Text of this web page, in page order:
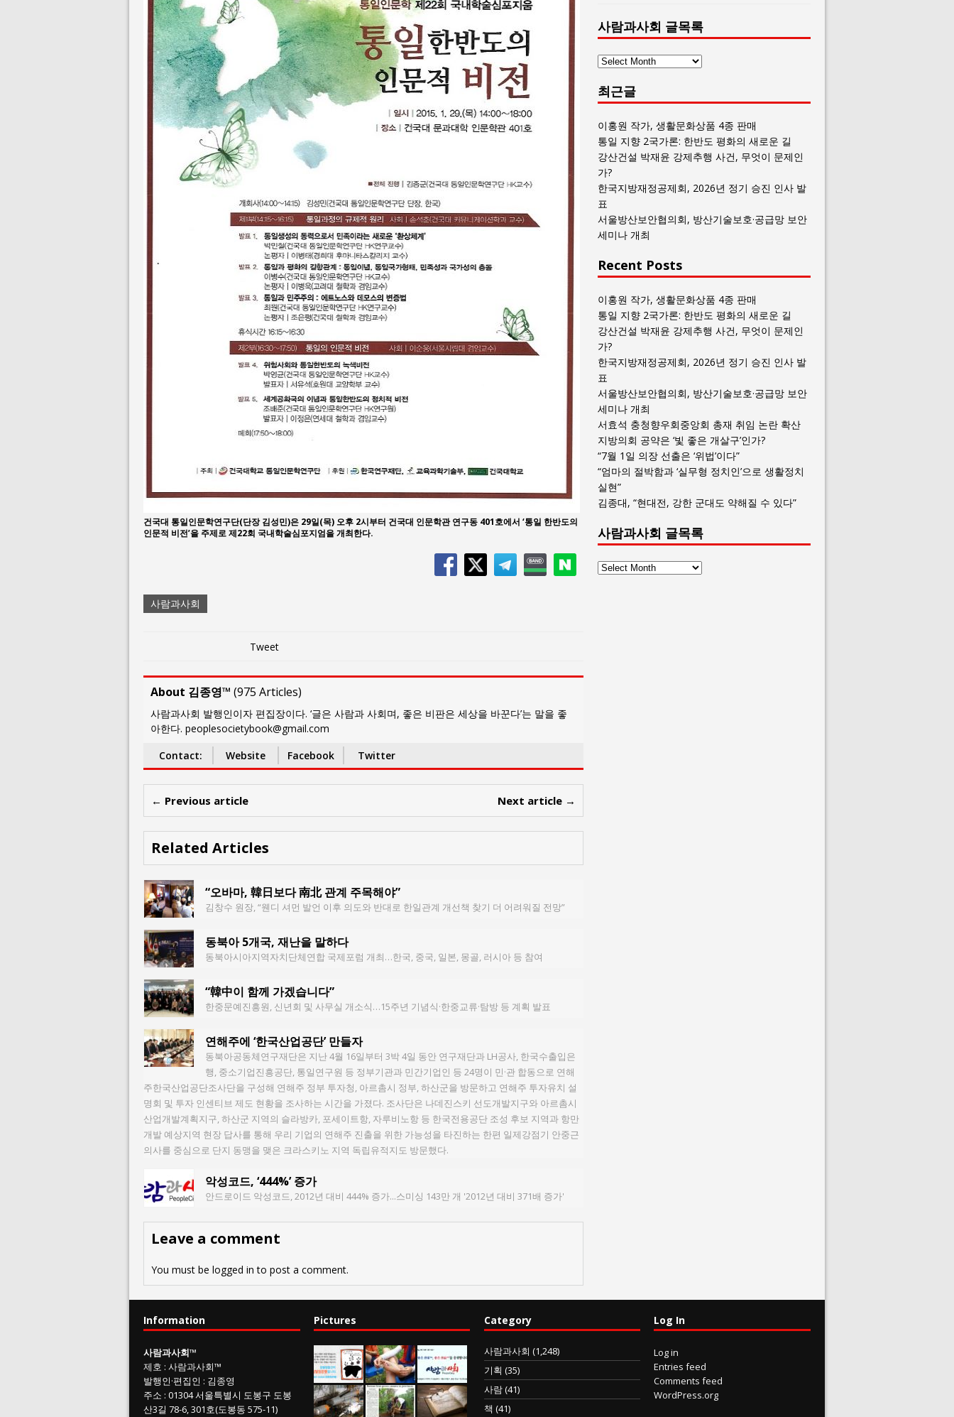
건국대 통일인문학연구단(단장 김성민)은 29일(목) 오후 2시부터 건국대 인문학관 연구동 401호에서 ‘통일 한반도의
인문적 비전’을 주제로 제22회 국내학술심포지엄을 개최한다.
사람과사회
Tweet
About 김종영™ (975 Articles)
사람과사회 발행인이자 편집장이다. ‘글은 사람과 사회며, 좋은 비판은 세상을 바꾼다’는 말을 좋
아한다. peoplesocietybook@gmail.com
Contact:
Website Facebook Twitter
← Previous article Next article →
Related Articles
“오바마, 韓日보다 南北 관계 주목해야”
김창수 원장, “웬디 셔먼 발언 이후 의도와 반대로 한일관계 개선책 찾기 더 어려워질 전망”
동북아 5개국, 재난을 말하다
동북아시아지역자치단체연합 국제포럼 개최…한국, 중국, 일본, 몽골, 러시아 등 참여
“韓中이 함께 가겠습니다”
한중문예진흥원, 신년회 및 사무실 개소식…15주년 기념식·한중교류·탐방 등 계획 발표
연해주에 ‘한국산업공단’ 만들자
동북아공동체연구재단은 지난 4월 16일부터 3박 4일 동안 연구재단과 LH공사, 한국수출입은
행, 중소기업진흥공단, 통일연구원 등 정부기관과 민간기업인 등 24명이 민·관 합동으로 연해
주한국산업공단조사단을 구성해 연해주 정부 투자청, 아르촘시 정부, 하산군을 방문하고 연해주 투자유치 설
명회 및 투자 인센티브 제도 현황을 조사하는 시간을 가졌다. 조사단은 나데진스키 선도개발지구와 아르촘시
산업개발계획지구, 하산군 지역의 슬라방카, 포세이트항, 자루비노항 등 한국전용공단 조성 후보 지역과 항만
개발 예상지역 현장 답사를 통해 우리 기업의 연해주 진출을 위한 가능성을 타진하는 한편 일제강점기 안중근
의사를 중심으로 단지 동맹을 맺은 크라스키노 지역 독립유적지도 방문했다.
악성코드, ‘444%’ 증가
안드로이드 악성코드, 2012년 대비 444% 증가...스미싱 143만 개 '2012년 대비 371배 증가'
Leave a comment
You must be logged in to post a comment.
사람과사회 글목록
사
과
사
회
글
목
록
최근글
이홍원 작가, 생활문화상품 4종 판매
통일 지향 2국가론: 한반도 평화의 새로운 길
강산건설 박재윤 강제추행 사건, 무엇이 문제인
가?
한국지방재정공제회, 2026년 정기 승진 인사 발
표
서울방산보안협의회, 방산기술보호·공급망 보안
세미나 개최
Recent Posts
이홍원 작가, 생활문화상품 4종 판매
통일 지향 2국가론: 한반도 평화의 새로운 길
강산건설 박재윤 강제추행 사건, 무엇이 문제인
가?
한국지방재정공제회, 2026년 정기 승진 인사 발
표
서울방산보안협의회, 방산기술보호·공급망 보안
세미나 개최
서효석 충청향우회중앙회 총재 취임 논란 확산
지방의회 공약은 ‘빛 좋은 개살구’인가?
“7월 1일 의장 선출은 ‘위법’이다”
“엄마의 절박함과 ‘실무형 정치인’으로 생활정치
실현”
김종대, “현대전, 강한 군대도 약해질 수 있다”
사람과사회 글목록
사
Information
사람과사회™
제호 : 사람과사회™
발행인·편집인 : 김종영
주소 : 01304서울특별시 도봉구 도봉
산3길 78-6, 301호(도봉동 575-11)
Pictures Category
사람과사회 (1,248)
기획 (35)
사람(41)
책 (41)
Log In
Log in
Entries feed
Comments feed
WordPress.org